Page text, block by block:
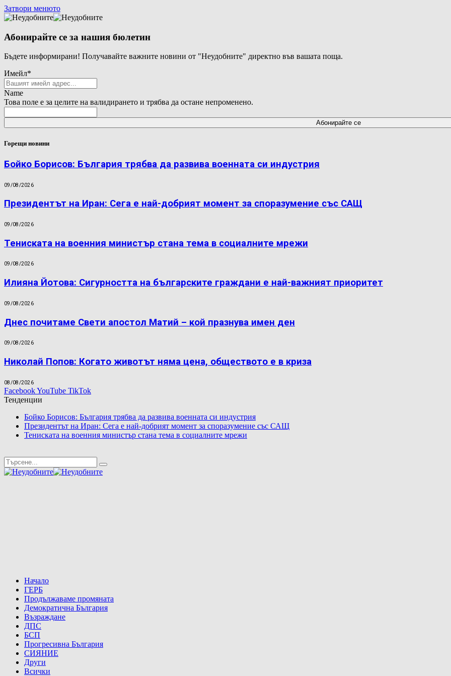
Затвори менюто
Абонирайте се за нашия бюлетин
Бъдете информирани! Получавайте важните новини от "Неудобните" директно във вашата поща.
Имейл*
Name
Това поле е за целите на валидирането и трябва да остане непроменено.
Горещи новини
Бойко Борисов: България трябва да развива военната си индустрия
09/08/2026
Президентът на Иран: Сега е най-добрият момент за споразумение със САЩ
09/08/2026
Тениската на военния министър стана тема в социалните мрежи
09/08/2026
Илияна Йотова: Сигурността на българските граждани е най-важният приоритет
09/08/2026
Днес почитаме Свети апостол Матий – кой празнува имен ден
09/08/2026
Николай Попов: Когато животът няма цена, обществото е в криза
08/08/2026
FacebookYouTube TikTok
Тенденции
Бойко Борисов: България трябва да развива военната си индустрия
Президентът на Иран: Сега е най-добрият момент за споразумение със САЩ
Тениската на военния министър стана тема в социалните мрежи
Начало
ГЕРБ
Продължаваме промяната
Демократична България
Възраждане
ДПС
БСП
Прогресивна България
СИЯНИЕ
Други
Всички